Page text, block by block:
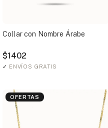
Collar con Nombre Árabe
$1402
✓ ENVÍOS GRATIS
OFERTAS